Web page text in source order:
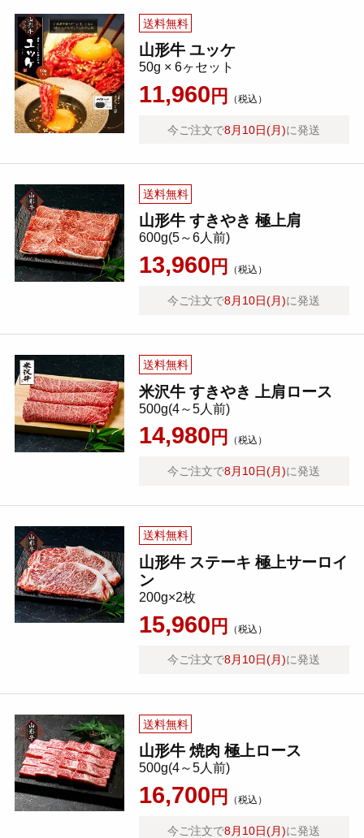
送料無料
山形牛 ユッケ
50g × 6ヶセット
11,960 円 （税込）
今ご注文で8月10日(月)に発送
送料無料
山形牛 すきやき 極上肩
600g(5～6人前)
13,960 円 （税込）
今ご注文で8月10日(月)に発送
送料無料
米沢牛 すきやき 上肩ロース
500g(4～5人前)
14,980 円 （税込）
今ご注文で8月10日(月)に発送
送料無料
山形牛 ステーキ 極上サーロイ
ン
200g×2枚
15,960 円 （税込）
今ご注文で8月10日(月)に発送
送料無料
山形牛 焼肉 極上ロース
500g(4～5人前)
16,700 円 （税込）
今ご注文で8月10日(月)に発送